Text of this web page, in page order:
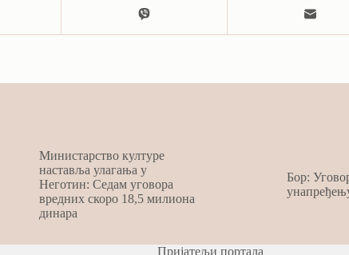
Министарство културе
наставља улагања у
Неготин: Седам уговора
вредних скоро 18,5 милиона
динара
Бор:
Пријатељи портала